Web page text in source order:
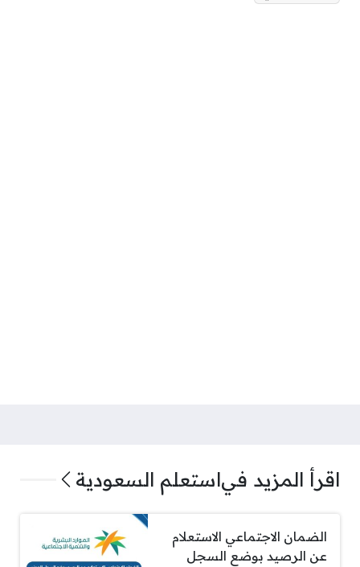
اقرأ المزيد فياستعلم السعودية
الضمان الاجتماعي الاستعلام
عن الرصيد بوضع السجل